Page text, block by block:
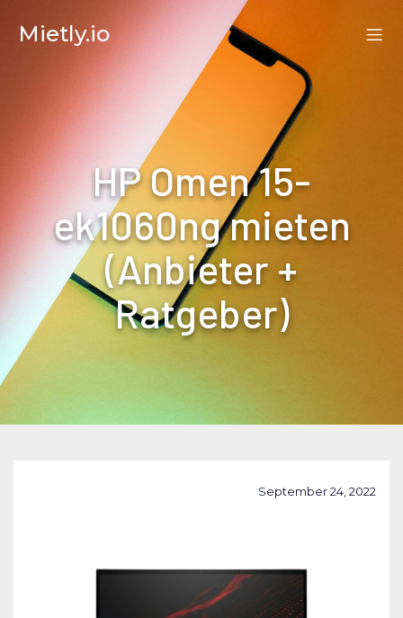
Mietly.io
HP Omen 15-
ek1060ng mieten
(Anbieter +
Ratgeber)
September 24, 2022